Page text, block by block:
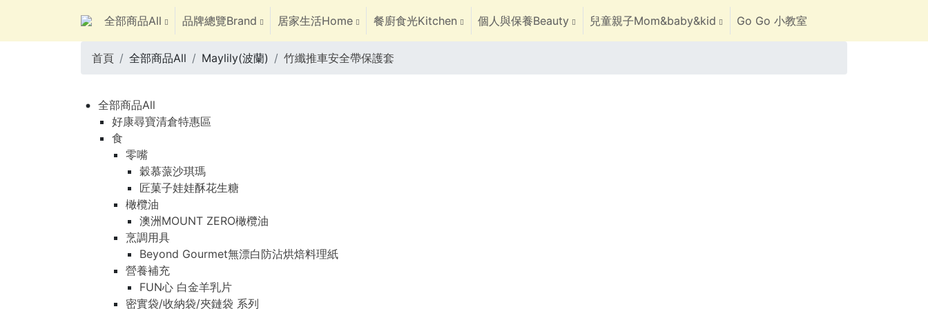
全部商品All 品牌總覽Brand 居家生活Home 餐廚食光Kitchen 個人與保養Beauty 兒童親子Mom&baby&kid Go Go 小教室
首頁 全部商品All Maylily(波蘭) 竹纖推車安全帶保護套
全部商品All
好康尋寶清倉特惠區
食
零嘴
穀慕蒎沙琪瑪
匠菓子娃娃酥花生糖
橄欖油
澳洲MOUNT ZERO橄欖油
烹調用具
Beyond Gourmet無漂白防沾烘焙料理紙
營養補充
FUN心 白金羊乳片
密實袋/收納袋/夾鏈袋 系列